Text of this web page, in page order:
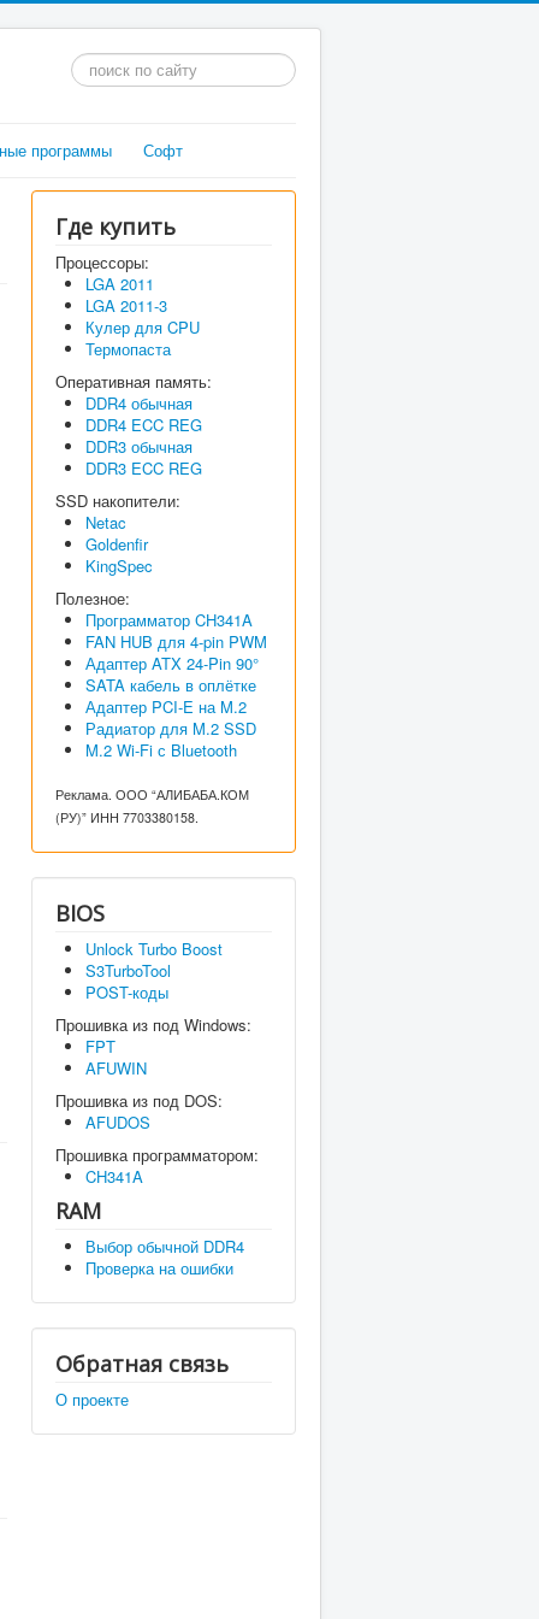
Искать...
программы Софт
Где купить
Процессоры:
LGA 2011
LGA 2011-3
Кулер для CPU
Термопаста
Оперативная память:
DDR4 обычная
DDR4 ECC REG
DDR3 обычная
DDR3 ECC REG
SSD накопители:
Netac
Goldenfir
KingSpec
Полезное:
Программатор CH341A
FAN HUB для 4-pin PWM
Адаптер ATX 24-Pin 90°
SATA кабель в оплётке
Адаптер PCI-E на M.2
Радиатор для M.2 SSD
M.2 Wi-Fi с Bluetooth
Реклама. ООО “АЛИБАБА.КОМ
(РУ)” ИНН 7703380158.
BIOS
Unlock Turbo Boost
S3TurboTool
POST-коды
Прошивка из под Windows:
FPT
AFUWIN
Прошивка из под DOS:
AFUDOS
Прошивка программатором:
CH341A
RAM
Выбор обычной DDR4
Проверка на ошибки
Обратная связь
О проекте